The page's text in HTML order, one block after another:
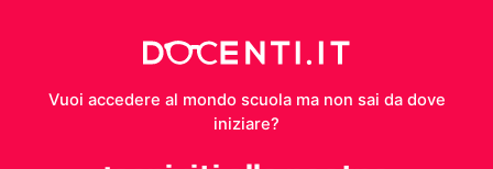
Vuoi accedere al mondo scuola ma non sai da dove
iniziare?